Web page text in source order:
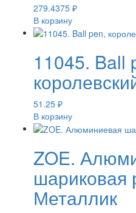
279.4375 ₽
В корзину
11045. Ball
51.25 ₽
В корзину
ZOE.
шариковая
Металлик